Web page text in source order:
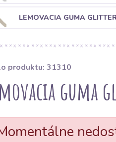
LEMOVACIA GUMA
produktu: 31310
guma